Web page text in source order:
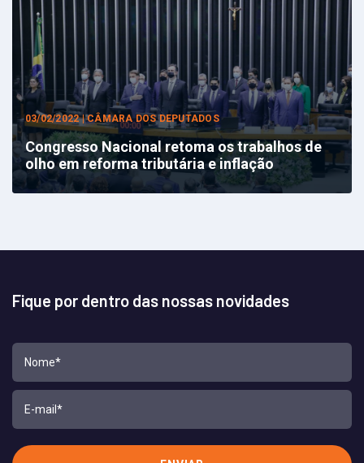
03/02/2022 | CÂMARA DOS DEPUTADOS
Congresso Nacional retoma os trabalhos de
olho em reforma tributária e inflação
Fique por dentro das nossas novidades